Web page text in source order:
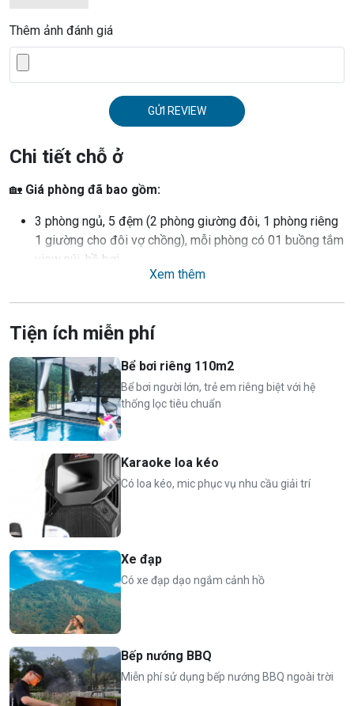
Thêm ảnh đánh giá
GỬI REVIEW
Chi tiết chỗ ở
🏡 Giá phòng đã bao gồm:
3 phòng ngủ, 5 đệm (2 phòng giường đôi, 1 phòng riêng
1 giường cho đôi vợ chồng), mỗi phòng có 01 buồng tắm
view núi, hồ bơi
Đầy đủ điều hòa các phòng (phòng khách điều hoà 2
3 WC tiêu chuẩn (máy sấy, dầu gội, sữa tắm, khăn tắm,
nóng lạnh)
Bếp trong nhà đầy đủ dụng cụ (bếp lẩu, bếp nướng điện,
bếp điện và bát đũa cốc chén đầy đủ)
Bể bơi người lớn, bể bơi trẻ em riêng biệt siêu to khổng
lồ với hệ thống lọc tiêu chuẩn rộng tới 110m2
Có xe đạp dạo ngắm cảnh hồ
Có liên kết dịch vụ cho thuê thuyền kayak
Bếp nướng BBQ, bàn ghế ăn ngoài trời view đẹp
Câu cá thiên nhiên tại hồ (khách tự chuẩn bị cần câu cá)
👨‍👩‍👧‍👦Giá phòng tiêu chuẩn
Tiêu chuẩn cho 10 người lớn và 2 trẻ em dưới 5 tuổi
Nhận tối đa 15 người (bao gồm cả người lớn và trẻ em)
Phụ thu từ người lớn thứ 11: 200.000 VND/ người
Phụ thu trẻ em từ 6-11 tuổi: 100.000 VND/bé
Miễn phí phụ thu tối đa 2 bé dưới 5 tuổi
⏰Nhận phòng 14h, trả phòng 12h hôm sau
Xem thêm
Tiện ích miễn phí
Bể bơi riêng 110m2
Bể bơi người lớn, trẻ em riêng biệt với hệ
thống lọc tiêu chuẩn
Karaoke loa kéo
Có loa kéo, mic phục vụ nhu cầu giải trí
Xe đạp
Có xe đạp dạo ngắm cảnh hồ
Bếp nướng BBQ
Miễn phí sử dụng bếp nướng BBQ ngoài trời